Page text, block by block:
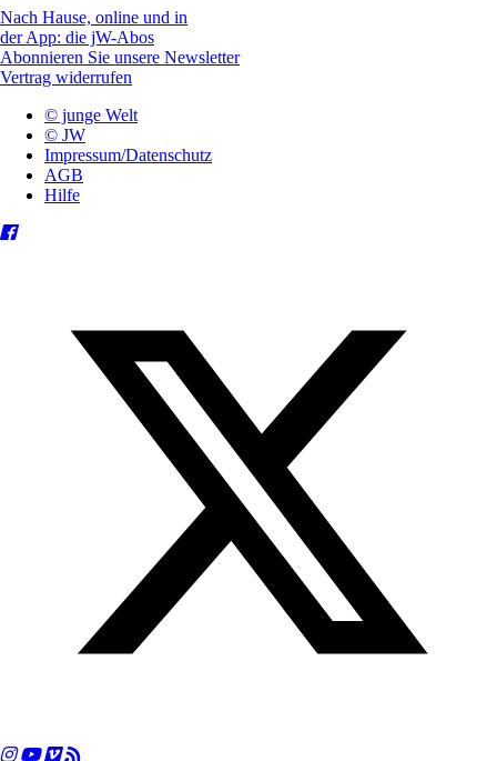
Nach Hause, online und in
der App: die jW-Abos
Abonnieren Sie unsere Newsletter
Vertrag widerrufen
© junge Welt
© JW
Impressum/Datenschutz
AGB
Hilfe